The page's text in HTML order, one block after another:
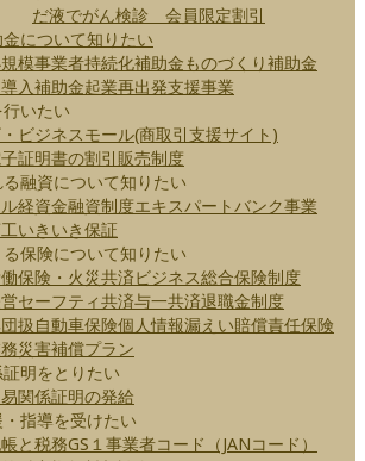
だ液でがん検診 会員限定割引
について知りたい
模事業者持続化補助金ものづくり補助金
入補助金起業再出発支援事業
いたい
ビジネスモール(商取引支援サイト)
証明書の割引販売制度
融資について知りたい
経資金融資制度エキスパートバンク事業
いきいき保証
保険について知りたい
保険・火災共済ビジネス総合保険制度
セーフティ共済与一共済退職金制度
扱自動車保険個人情報漏えい賠償責任保険
災害補償プラン
明をとりたい
関係証明の発給
指導を受けたい
と税務GS１事業者コード（JANコード）